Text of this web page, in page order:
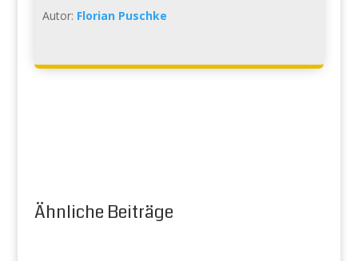
Autor: Florian Puschke
Ähnliche Beiträge